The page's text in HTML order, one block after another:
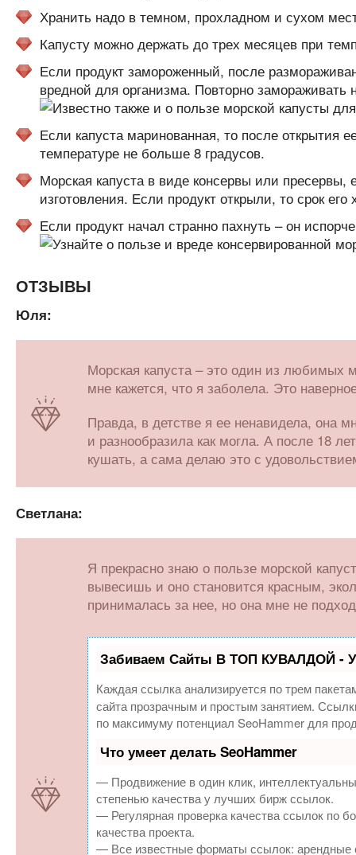
Хранить надо в темном, прохладном и сухом
Капусту можно держать до трех месяцев при
Если продукт замороженный, после
вредной для организма. Повторно замораживать
Если капуста маринованная, то после открытия
температуре не больше 8 градусов.
Морская капуста в виде консервы или
изготовления. Если продукт открыли, то срок
Если продукт начал странно пахнуть – он
ОТЗЫВЫ
Юля:
Морская капуста – это один из любимых
мне кажется, что я заболела. Это
Правда, в детстве я ее ненавидела, она
и разнообразила как могла. А после 18
кушать, а сама делаю это с
Светлана:
Я прекрасно знаю о пользе морской
вывесишь и оно становится красным,
принималась за нее, но она мне не
Забиваем Сайты В ТОП КУВАЛДОЙ -
Каждая ссылка анализируется по трем
сайта прозрачным и простым занятием.
по максимуму потенциал SeoHammer для
Что умеет делать SeoHammer
— Продвижение в один клик,
степенью качества у лучших бирж ссылок.
— Регулярная проверка качества ссылок по
качества проекта.
— Все известные форматы ссылок: арендные